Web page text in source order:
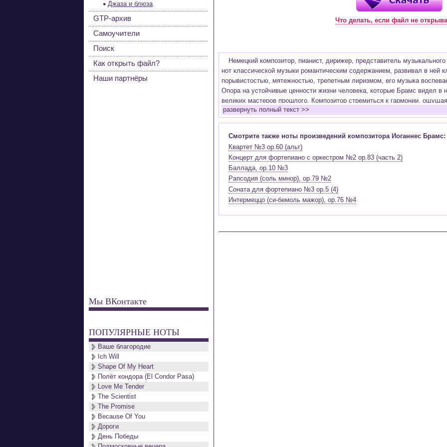
Что делать, если файл не
Немецкий композитор, пианист, дирижер, представитель
нот классической музыки романтическим содержанием, развивал в ней
порывистостью, мятежностью, трепетным лиризмом, его музыка
Опора на устойчивые ценности жизни человека, которые Брамс видел в
великих мастеров прошлого. Композитор стремиться к гармонии,
произведениях становиться все больше трагических противоречий. В
объединены определенные поэтической идеей.
Симфонизм Брамса продолжил традиции
Впечатления интроверта и эгоцентрика он оставлял, будучи еще юношей.
Не новые знакомства, а мир творчества безмерно увлекал его и в
в доме уШумана, где был принят учеником. В семье Шумана к нему
Брамс, очень уважая Шумана, увлекся утонченной и красивой именитой
детей, супругой Шумана - Кларой. Брамс обращался к жанрам
память о матери».
развернуть полный текст >>
Смотрите также ноты произведений композитора Иоганнес Брамс:
Квартет №3 op.60 (альт)
Концерт для фортепиано с оркестром №2 op.83 (часть 2)
Баллада, op.10 №3
Рапсодия (соль минор), op.79 №2
Соната для фортепиано №3 op.5 (4)
Интермеццо (си-бемоль мажор), op.76 №4
Джаза и блюза
GTP-архив
Самоучители
Поиск
Как открыть файл?
Наши партнёры
Мы ВКонтакте
ПОПУЛЯРНЫЕ НОТЫ
Ваше благородие
Ich Will
Shape Of My Heart
Полёт кондора (El Condor Pasa)
Love Me Tender
The Scientist
The Promise
Because Of You
Дороги
День Победы